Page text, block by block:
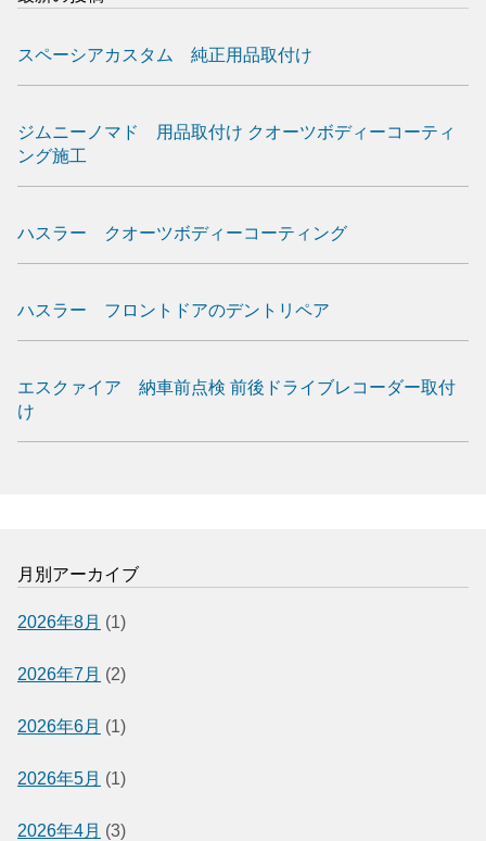
スペーシアカスタム 純正用品取付け
ジムニーノマド 用品取付け クオーツボディーコーティ
ング施工
ハスラー クオーツボディーコーティング
ハスラー フロントドアのデントリペア
エスクァイア 納車前点検 前後ドライブレコーダー取付
け
月別アーカイブ
2026年8月 (1)
2026年7月 (2)
2026年6月 (1)
2026年5月 (1)
2026年4月 (3)